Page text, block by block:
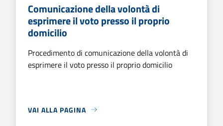
Comunicazione della volontà di
esprimere il voto presso il proprio
domicilio
Procedimento di comunicazione della volontà di
esprimere il voto presso il proprio domicilio
VAI ALLA PAGINA